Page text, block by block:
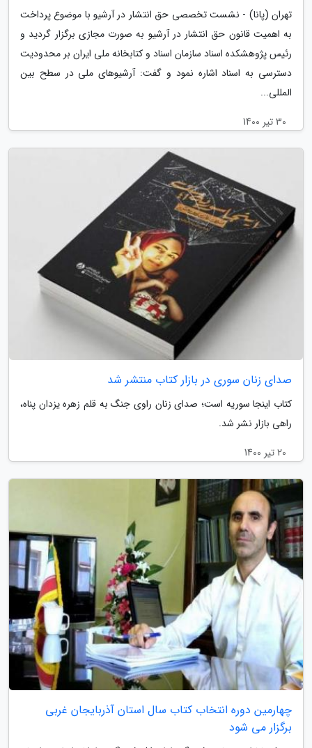
تهران (پانا) - نشست تخصصی حق انتشار در آرشیو با موضوع پرداخت
به اهمیت قانون حق انتشار در آرشیو به صورت مجازی برگزار گردید و
رئیس پژوهشکده اسناد سازمان اسناد و کتابخانه ملی ایران بر محدودیت
دسترسی به اسناد اشاره نمود و گفت: آرشیوهای ملی در سطح بین
المللی...
30 تیر 1400
صدای زنان سوری در بازار کتاب منتشر شد
کتاب اینجا سوریه است؛ صدای زنان راوی جنگ به قلم زهره یزدان پناه،
راهی بازار نشر شد.
20 تیر 1400
چهارمین دوره انتخاب کتاب سال استان آذربایجان غربی
برگزار می شود